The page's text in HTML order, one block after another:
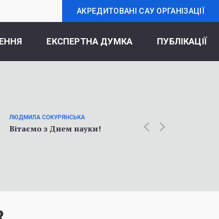
АКРЕДИТОВАНІ САУ ОРГАНІЗАЦІЇ
ЕКСПЕРТНА ДУМКА ПУБЛІКАЦІЇ
ЛЮДМИЛА СОКУРЯНСЬКА
Вітаємо з Днем науки!